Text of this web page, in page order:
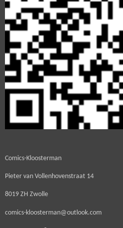
Comics-Kloosterman
Pieter van Vollenhovenstraat 14
8019 ZH Zwolle
comics-kloosterman@outlook.com